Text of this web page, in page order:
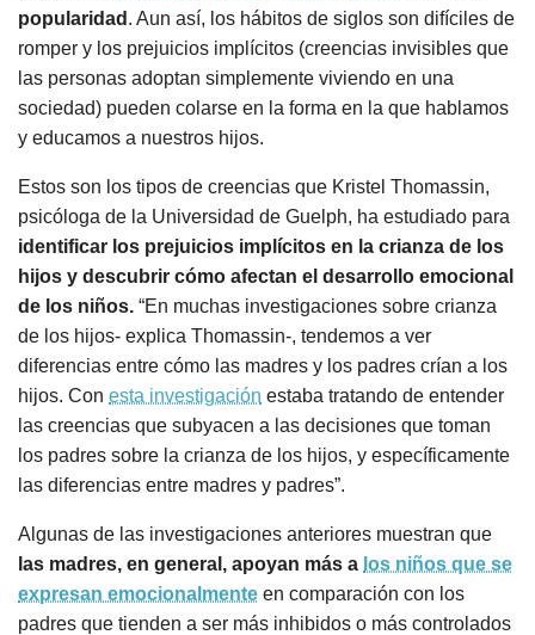
popularidad . Aun así, los hábitos de siglos son difíciles de
romper y los prejuicios implícitos (creencias invisibles que
las personas adoptan simplemente viviendo en una
sociedad) pueden colarse en la forma en la que hablamos
y educamos a nuestros hijos.
Estos son los tipos de creencias que Kristel Thomassin,
psicóloga de la Universidad de Guelph, ha estudiado para
identificar los prejuicios implícitos en la crianza de los
hijos y descubrir cómo afectan el desarrollo emocional
de los niños. “En muchas investigaciones sobre crianza
de los hijos- explica Thomassin-, tendemos a ver
diferencias entre cómo las madres y los padres crían a los
hijos. Con esta investigación estaba tratando de entender
las creencias que subyacen a las decisiones que toman
los padres sobre la crianza de los hijos, y específicamente
las diferencias entre madres y padres”.
Algunas de las investigaciones anteriores muestran que
las madres, en general, apoyan más a los niños que se
expresan emocionalmente en comparación con los
padres que tienden a ser más inhibidos o más controlados